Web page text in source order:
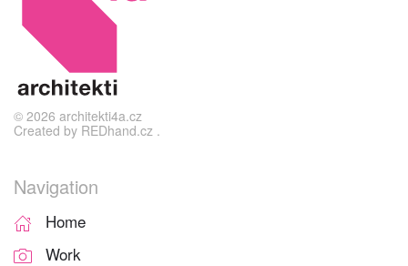
© 2026 architekti4a.cz
Created by REDhand.cz .
Navigation
Home
Work